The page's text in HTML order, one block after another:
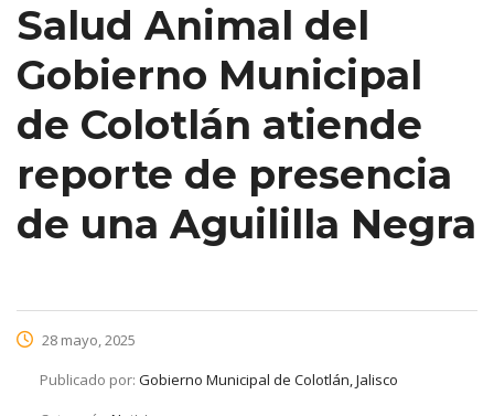
Salud Animal del
Gobierno Municipal
de Colotlán atiende
reporte de presencia
de una Aguililla Negra
28 mayo, 2025
Publicado por: Gobierno Municipal de Colotlán, Jalisco